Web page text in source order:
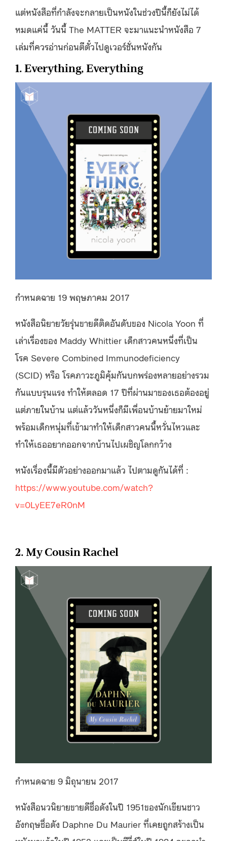
แต่หนังสือที่กำลังจะกลายเป็นหนังในช่วงปีนี้ก็ยังไม่ได้
หมดแค่นี้ วันนี้ The MATTER จะมาแนะนำหนังสือ 7
เล่มที่ควรอ่านก่อนตีตั๋วไปดูเวอร์ชั่นหนังกัน
1. Everything, Everything
กำหนดฉาย 19 พฤษภาคม 2017
หนังสือนิยายวัยรุ่นขายดีติดอันดับของ Nicola Yoon ที่
เล่าเรื่องของ Maddy Whittier เด็กสาวคนหนึ่งที่เป็น
โรค Severe Combined Immunodeficiency
(SCID) หรือ โรคภาวะภูมิคุ้มกันบกพร่องหลายอย่างรวม
กันแบบรุนแรง ทำให้ตลอด 17 ปีที่ผ่านมาของเธอต้องอยู่
แต่ภายในบ้าน แต่แล้ววันหนึ่งก็มีเพื่อนบ้านย้ายมาใหม่
พร้อมเด็กหนุ่มที่เข้ามาทำให้เด็กสาวคนนี้หวั่นไหวและ
ทำให้เธออยากออกจากบ้านไปเผชิญโลกกว้าง
หนังเรื่องนี้มีตัวอย่างออกมาแล้ว ไปตามดูกันได้ที่ :
https://www.youtube.com/watch?
v=0LyEE7eR0nM
2. My Cousin Rachel
กำหนดฉาย 9 มิถุนายน 2017
หนังสือนวนิยายขายดีชื่อดังในปี 1951ของนักเขียนชาว
อังกฤษชื่อดัง Daphne Du Maurier ที่เคยถูกสร้างเป็น